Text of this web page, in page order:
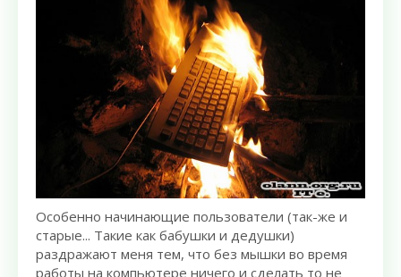
Особенно начинающие пользователи (так-же и
старые... Такие как бабушки и дедушки)
раздражают меня тем, что без мышки во время
работы на компьютере ничего и сделать то не